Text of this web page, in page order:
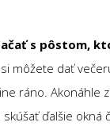
s pôstom,
môžete dať
ráno. Akonáhle
ďalšie okná